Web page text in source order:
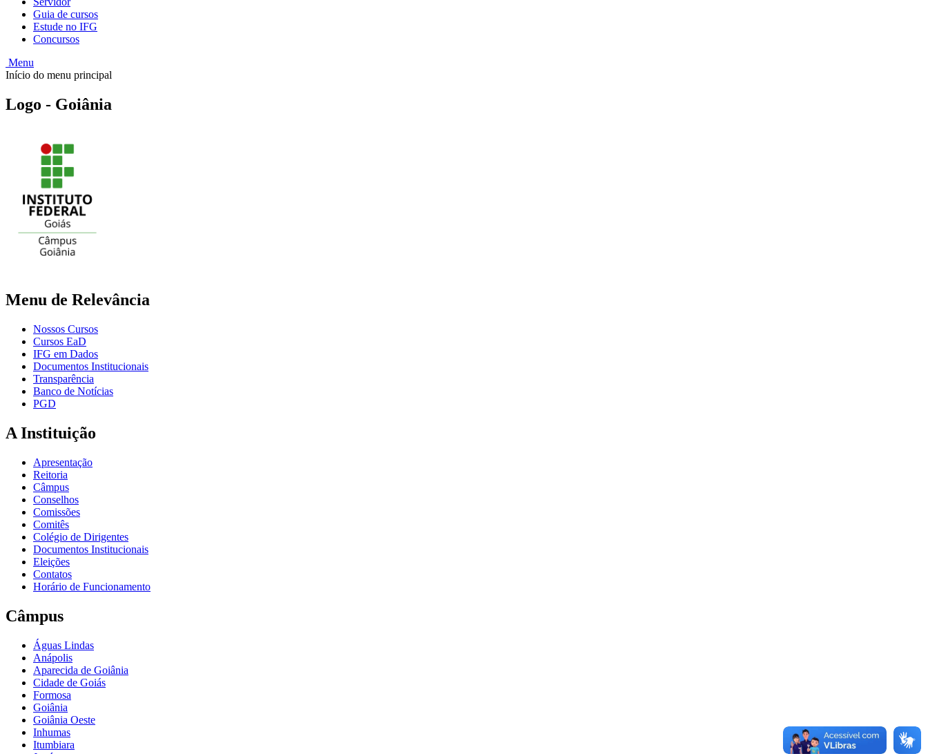
Guia de cursos
Estude no IFG
Concursos
Menu
Início do menu principal
Logo - Goiânia
Menu de Relevância
Nossos Cursos
Cursos EaD
IFG em Dados
Documentos Institucionais
Transparência
Banco de Notícias
PGD
A Instituição
Apresentação
Reitoria
Câmpus
Conselhos
Comissões
Comitês
Colégio de Dirigentes
Documentos Institucionais
Eleições
Contatos
Horário de Funcionamento
Câmpus
Águas Lindas
Anápolis
Aparecida de Goiânia
Cidade de Goiás
Formosa
Goiânia
Goiânia Oeste
Inhumas
Itumbiara